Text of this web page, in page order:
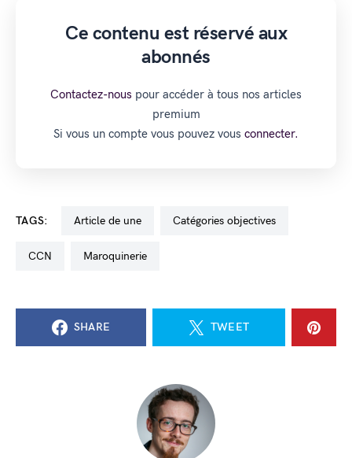
Ce contenu est réservé aux
abonnés
Contactez-nous pour accéder à tous nos articles
premium
Si vous un compte vous pouvez vous connecter.
TAGS: Article de une catégories objectives
CCN maroquinerie
SHARE TWEET